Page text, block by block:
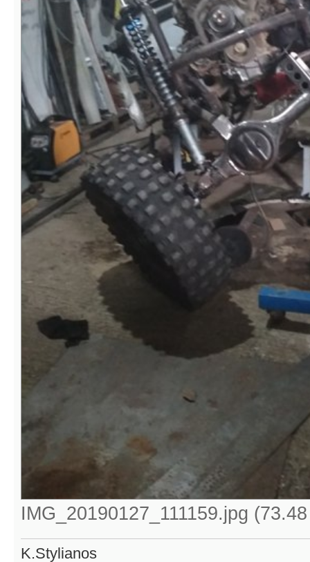
IMG_20190127_111159.jpg
K.Stylianos